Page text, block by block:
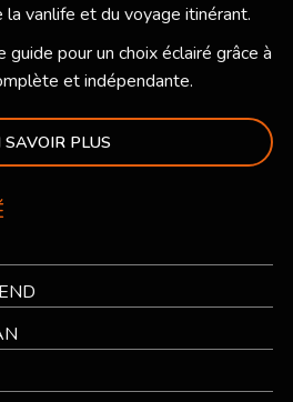
la vanlife et du voyage itinérant.
guide pour un choix éclairé grâce à
et indépendante.
SAVOIR PLUS